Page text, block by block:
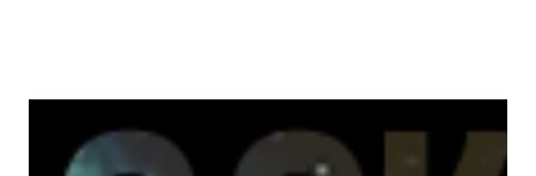
delle amicizie, così mi obbligò a entrare nella squadra dei